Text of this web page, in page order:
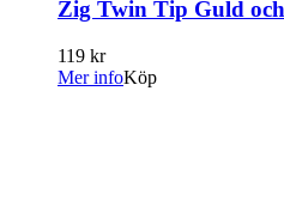
Zig Twin Tip Guld
119 kr
Mer infoKöp